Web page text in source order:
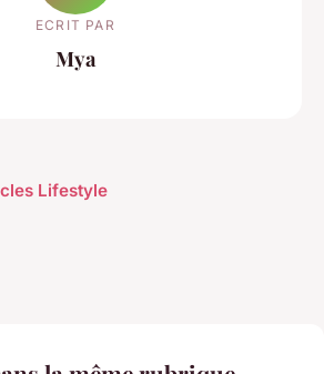
ECRIT PAR
Mya
Lifestyle